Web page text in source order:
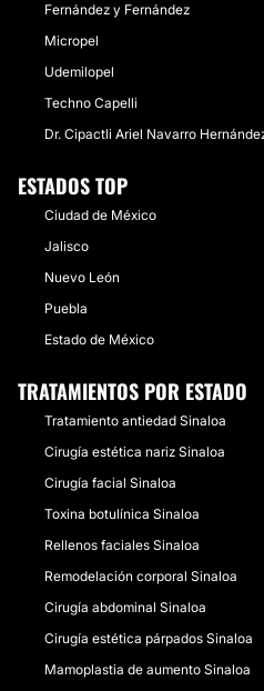
Fernández y Fernández
Micropel
Udemilopel
Techno Capelli
Dr. Cipactli Ariel Navarro
ESTADOS TOP
Ciudad de México
Jalisco
Nuevo León
Puebla
Estado de México
TRATAMIENTOS POR ESTADO
Tratamiento antiedad Sinaloa
Cirugía estética nariz Sinaloa
Cirugía facial Sinaloa
Toxina botulínica Sinaloa
Rellenos faciales Sinaloa
Remodelación corporal Sinaloa
Cirugía abdominal Sinaloa
Cirugía estética párpados Sinaloa
Mamoplastia de aumento Sinaloa